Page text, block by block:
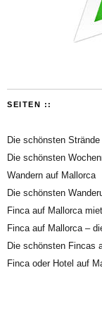
SEITEN ::
Die schönsten
Die schönsten
Wandern auf Mallorca
Die schönsten
Finca auf Mallorca
Finca auf Mallorca –
Die schönsten Fincas
Finca oder Hotel auf